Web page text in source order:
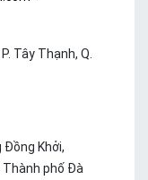
Tây Thạnh, Q.
Đồng Khởi,
Thành phố Đà